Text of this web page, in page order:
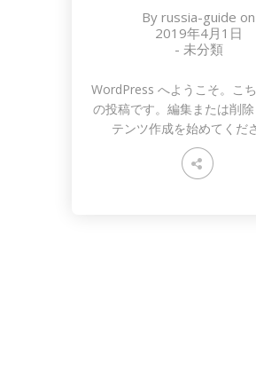
By russia-guide on
2019年4月1日
- 未分類
WordPress へようこそ。こ
の投稿です。編集または削
テンツ作成を始めてくだ